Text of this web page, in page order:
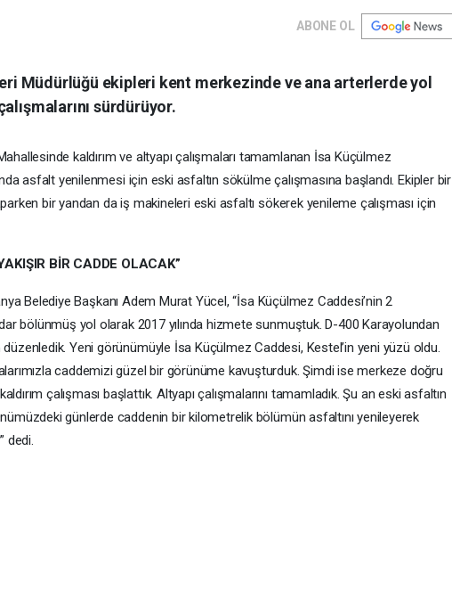
ABONE OL
Müdürlüğü ekipleri kent merkezinde ve ana arterlerde yol
sürdürüyor.
kaldırım ve altyapı çalışmaları tamamlanan İsa Küçülmez
asfalt yenilenmesi için eski asfaltın sökülme çalışmasına başlandı. Ekipler bir
bir yandan da iş makineleri eski asfaltı sökerek yenileme çalışması için
BİR CADDE OLACAK”
Belediye Başkanı Adem Murat Yücel, “İsa Küçülmez Caddesi’nin 2
bölünmüş yol olarak 2017 yılında hizmete sunmuştuk. D-400 Karayolundan
Yeni görünümüyle İsa Küçülmez Caddesi, Kestel’in yeni yüzü oldu.
caddemizi güzel bir görünüme kavuşturduk. Şimdi ise merkeze doğru
çalışması başlattık. Altyapı çalışmalarını tamamladık. Şu an eski asfaltın
günlerde caddenin bir kilometrelik bölümün asfaltını yenileyerek
dedi.